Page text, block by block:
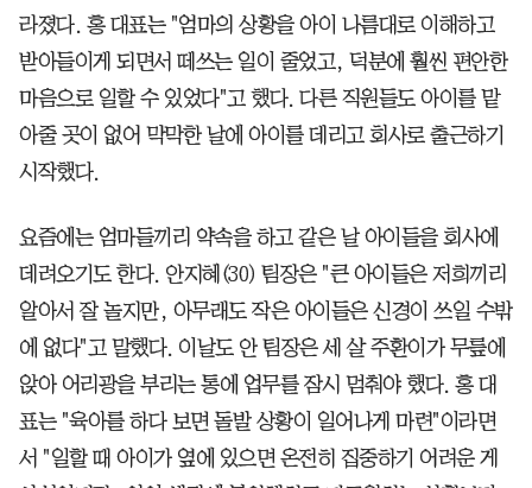
라졌다. 홍 대표는 "엄마의 상황을 아이 나름대로 이해하고
받아들이게 되면서 떼쓰는 일이 줄었고, 덕분에 훨씬 편안한
마음으로 일할 수 있었다"고 했다. 다른 직원들도 아이를 맡
아줄 곳이 없어 막막한 날에 아이를 데리고 회사로 출근하기
시작했다.
요즘에는 엄마들끼리 약속을 하고 같은 날 아이들을 회사에
데려오기도 한다. 안지혜(30) 팀장은 "큰 아이들은 저희끼리
알아서 잘 놀지만, 아무래도 작은 아이들은 신경이 쓰일 수밖
에 없다"고 말했다. 이날도 안 팀장은 세 살 주환이가 무릎에
앉아 어리광을 부리는 통에 업무를 잠시 멈춰야 했다. 홍 대
표는 "육아를 하다 보면 돌발 상황이 일어나게 마련"이라면
서 "일할 때 아이가 옆에 있으면 온전히 집중하기 어려운 게